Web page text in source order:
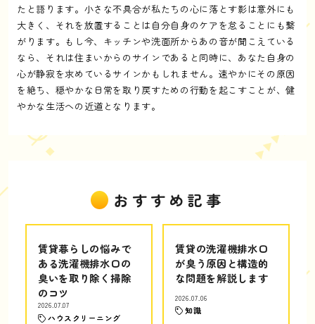
たと語ります。小さな不具合が私たちの心に落とす影は意外にも
大きく、それを放置することは自分自身のケアを怠ることにも繋
がります。もし今、キッチンや洗面所からあの音が聞こえている
なら、それは住まいからのサインであると同時に、あなた自身の
心が静寂を求めているサインかもしれません。速やかにその原因
を絶ち、穏やかな日常を取り戻すための行動を起こすことが、健
やかな生活への近道となります。
おすすめ記事
賃貸暮らしの悩みで
ある洗濯機排水口の
臭いを取り除く掃除
のコツ
2026.07.07
ハウスクリーニング
賃貸の洗濯機排水口
が臭う原因と構造的
な問題を解説します
2026.07.06
知識